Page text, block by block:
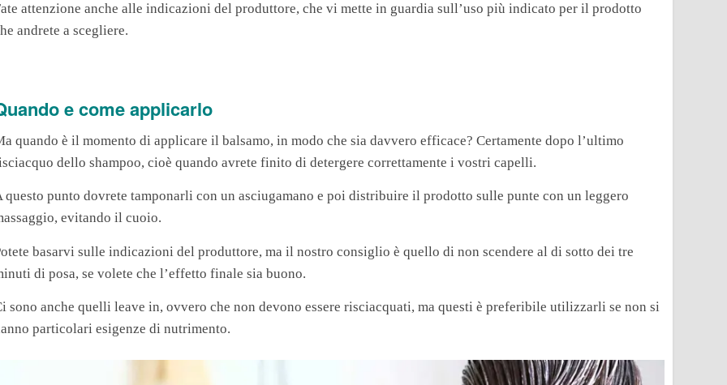
attenzione anche alle indicazioni del produttore, che vi mette in guardia sull’uso più indicato per il prodotto
andrete a scegliere.
e come applicarlo
quando è il momento di applicare il balsamo, in modo che sia davvero efficace? Certamente dopo l’ultimo
dello shampoo, cioè quando avrete finito di detergere correttamente i vostri capelli.
questo punto dovrete tamponarli con un asciugamano e poi distribuire il prodotto sulle punte con un leggero
evitando il cuoio.
basarvi sulle indicazioni del produttore, ma il nostro consiglio è quello di non scendere al di sotto dei tre
di posa, se volete che l’effetto finale sia buono.
sono anche quelli leave in, ovvero che non devono essere risciacquati, ma questi è preferibile utilizzarli se non si
particolari esigenze di nutrimento.